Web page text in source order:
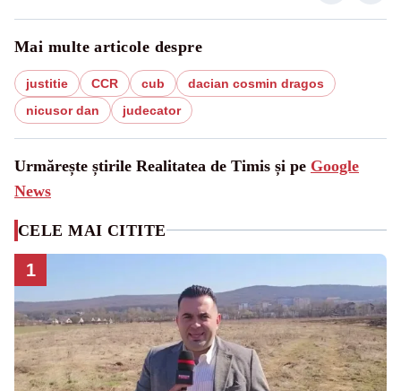
Mai multe articole despre
justitie CCR cub
dacian cosmin dragos
nicusor dan
judecator
Urmărește știrile Realitatea de Timis și pe Google
News
CELE MAI CITITE
1